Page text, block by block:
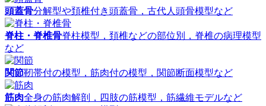
頭蓋骨分解型や頚椎付き頭蓋骨，古代人頭骨模型など
脊柱・脊椎骨脊柱模型，頚椎などの部位別，脊椎の病理模型
など
関節靭帯付の模型，筋肉付の模型，関節断面模型など
筋肉全身の筋肉解剖，四肢の筋模型，筋繊維モデルなど